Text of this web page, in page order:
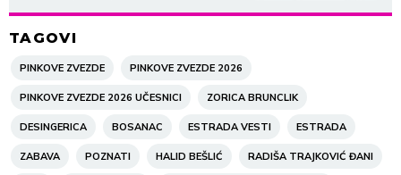
TAGOVI
PINKOVE ZVEZDE PINKOVE ZVEZDE 2026
PINKOVE ZVEZDE 2026 UČESNICI ZORICA BRUNCLIK
DESINGERICA BOSANAC ESTRADA VESTI ESTRADA
ZABAVA POZNATI HALID BEŠLIĆ RADIŠA TRAJKOVIĆ ĐANI